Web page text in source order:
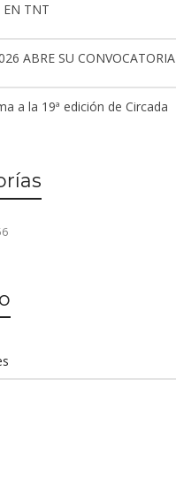
EN TNT
ABRE SU CONVOCATORIA
a la 19ª edición de Circada